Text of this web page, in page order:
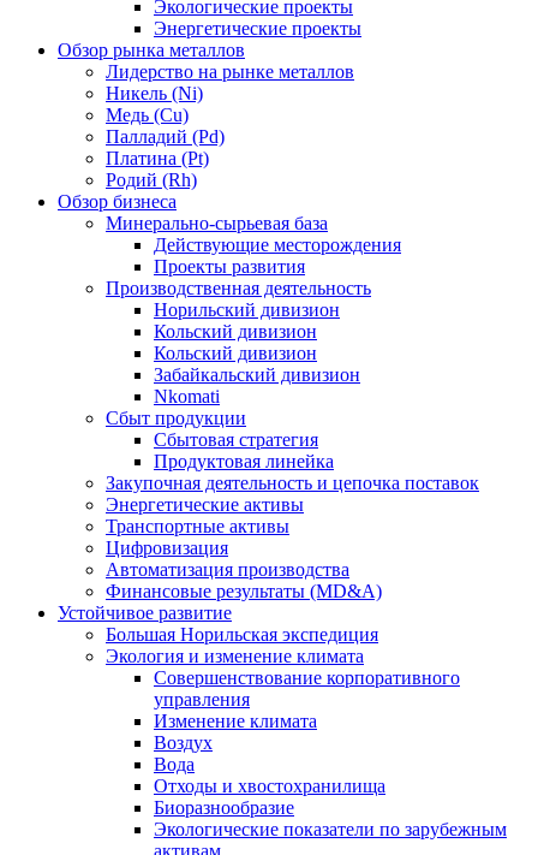
Экологические проекты
Энергетические проекты
Обзор рынка металлов
Лидерство на рынке металлов
Никель (Ni)
Медь (Cu)
Палладий (Pd)
Платина (Pt)
Родий (Rh)
Обзор бизнеса
Минерально-сырьевая база
Действующие месторождения
Проекты развития
Производственная деятельность
Норильский дивизион
Кольский дивизион
Кольский дивизион
Забайкальский дивизион
Nkomati
Сбыт продукции
Сбытовая стратегия
Продуктовая линейка
Закупочная деятельность и цепочка поставок
Энергетические активы
Транспортные активы
Цифровизация
Автоматизация производства
Финансовые результаты (MD&A)
Устойчивое развитие
Большая Норильская экспедиция
Экология и изменение климата
Совершенствование корпоративного
управления
Изменение климата
Воздух
Вода
Отходы и хвостохранилища
Биоразнообразие
Экологические показатели по зарубежным
активам